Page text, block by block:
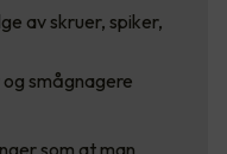
av skruer, spiker,
smågnagere
som at man